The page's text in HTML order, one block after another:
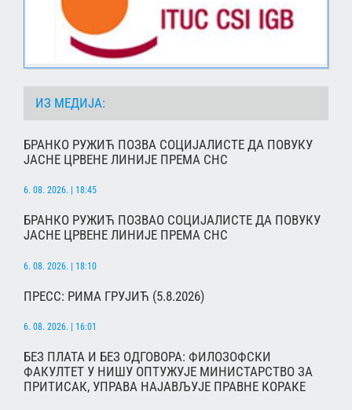
ИЗ МЕДИЈА:
БРАНКО РУЖИЋ ПОЗВА СОЦИЈАЛИСТЕ ДА ПОВУКУ
ЈАСНЕ ЦРВЕНЕ ЛИНИЈЕ ПРЕМА СНС
6. 08. 2026. | 18:45
БРАНКО РУЖИЋ ПОЗВАО СОЦИЈАЛИСТЕ ДА ПОВУКУ
ЈАСНЕ ЦРВЕНЕ ЛИНИЈЕ ПРЕМА СНС
6. 08. 2026. | 18:10
ПРЕСС: РИМА ГРУЈИЋ (5.8.2026)
6. 08. 2026. | 16:01
БЕЗ ПЛАТА И БЕЗ ОДГОВОРА: ФИЛОЗОФСКИ
ФАКУЛТЕТ У НИШУ ОПТУЖУЈЕ МИНИСТАРСТВО ЗА
ПРИТИСАК, УПРАВА НАЈАВЉУЈЕ ПРАВНЕ КОРАКЕ